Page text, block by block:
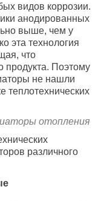
видов коррозии.
анодированных
выше, чем у
эта технология
что
продукта. Поэтому
не нашли
теплотехнических
отопления
различного